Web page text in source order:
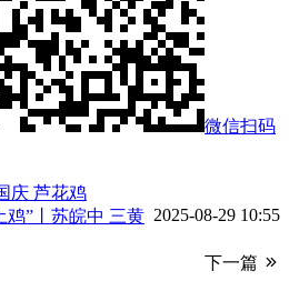
微信扫码
庆 芦花鸡
2025-08-29 10:55
鸡”丨苏皖中 三黄
下一篇